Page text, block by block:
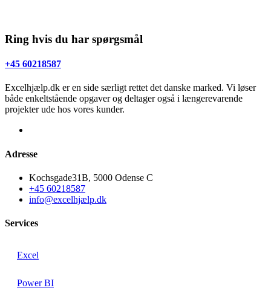
Ring hvis du har spørgsmål
+45 60218587
Excelhjælp.dk er en side særligt rettet det danske marked. Vi løser
både enkeltstående opgaver og deltager også i længerevarende
projekter ude hos vores kunder.
Adresse
Kochsgade31B, 5000 Odense C
+45 60218587
info@excelhjælp.dk
Services
Excel
Power BI